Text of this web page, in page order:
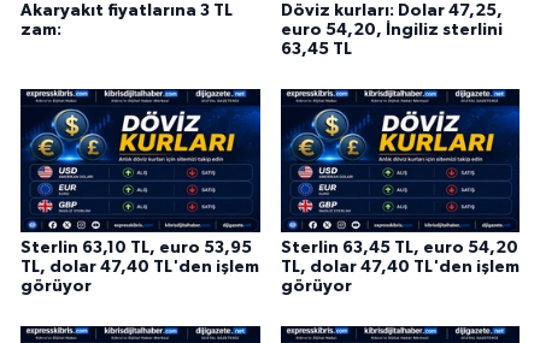
Akaryakıt fiyatlarına 3 TL
zam:
Döviz kurları: Dolar 47,25,
euro 54,20, İngiliz sterlini
63,45 TL
Sterlin 63,10 TL, euro 53,95
TL, dolar 47,40 TL'den işlem
görüyor
Sterlin 63,45 TL, euro 54,20
TL, dolar 47,40 TL'den işlem
görüyor